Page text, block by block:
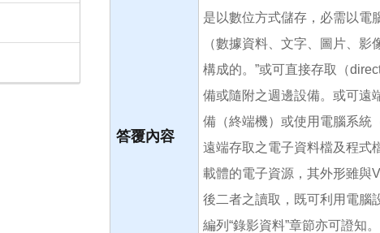
答覆內容
是以數位方式儲存，必需以電
（數據資料、文字、圖片、
構成的。”或可直接存取（
備或隨附之週邊設備。或可遠
備（終端機）或使用電腦系統
遠端存取之電子資料檔及程式
載體的電子資源，其外形雖與
後二者之讀取，既可利用電腦
編列“錄影資料”章節亦可證知